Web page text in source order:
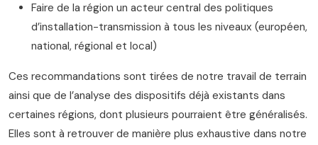
Faire de la région un acteur central des politiques
d’installation-transmission à tous les niveaux (européen,
national, régional et local)
Ces recommandations sont tirées de notre travail de terrain
ainsi que de l’analyse des dispositifs déjà existants dans
certaines régions, dont plusieurs pourraient être généralisés.
Elles sont à retrouver de manière plus exhaustive dans notre